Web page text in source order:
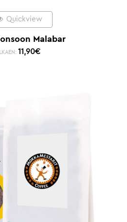
Quickview
Malabar
11,90€